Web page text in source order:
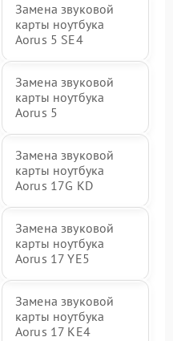
Замена звуковой
карты ноутбука
Aorus 5 SE4
Замена звуковой
карты ноутбука
Aorus 5
Замена звуковой
карты ноутбука
Aorus 17G KD
Замена звуковой
карты ноутбука
Aorus 17 YE5
Замена звуковой
карты ноутбука
Aorus 17 KE4